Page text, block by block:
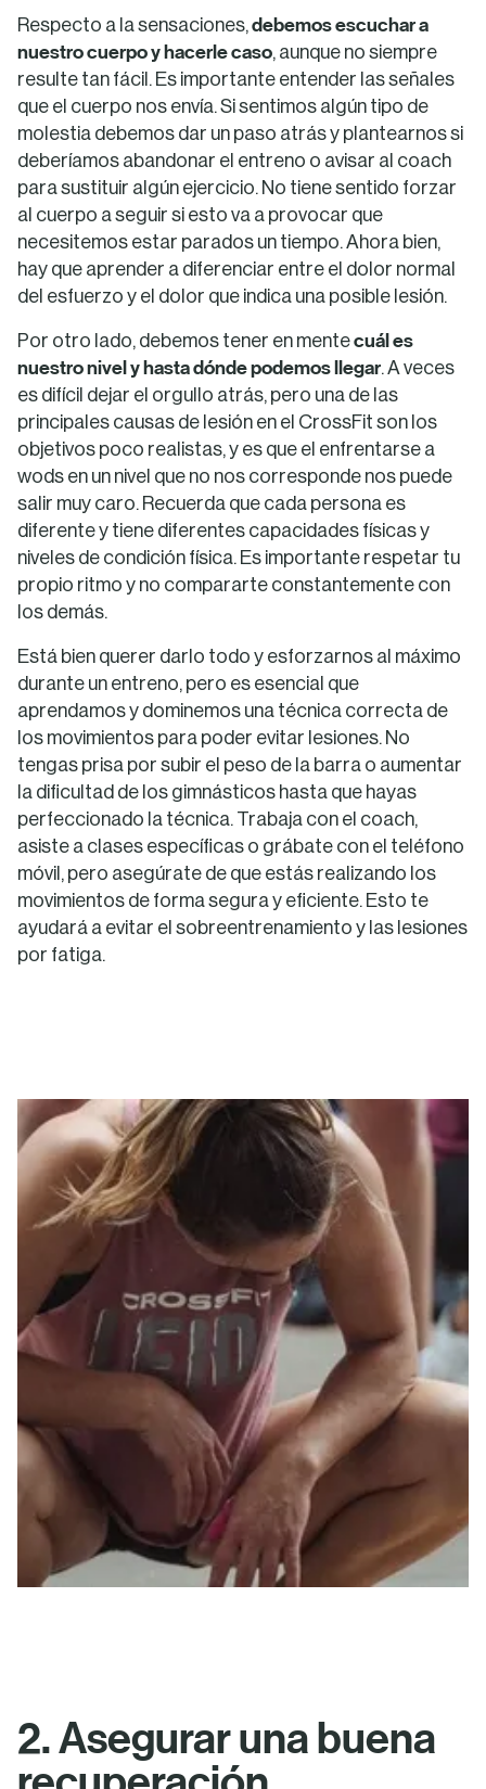
Respecto a la sensaciones,debemos escuchar a
nuestro cuerpo y hacerle caso, aunque no siempre
resulte tan fácil. Es importante entender las señales
que el cuerpo nos envía. Si sentimos algún tipo de
molestia debemos dar un paso atrás y plantearnos si
deberíamos abandonar el entreno o avisar al coach
para sustituir algún ejercicio. No tiene sentido forzar
al cuerpo a seguir si esto va a provocar que
necesitemos estar parados un tiempo. Ahora bien,
hay que aprender a diferenciar entre el dolor normal
del esfuerzo y el dolor que indica una posible lesión.
Por otro lado, debemos tener en mentecuál es
nuestro nivel y hasta dónde podemos llegar. A veces
es difícil dejar el orgullo atrás, pero una de las
principales causas de lesión en el CrossFit son los
objetivos poco realistas, y es que el enfrentarse a
wods en un nivel que no nos corresponde nos puede
salir muy caro. Recuerda que cada persona es
diferente y tiene diferentes capacidades físicas y
niveles de condición física. Es importante respetar tu
propio ritmo y no compararte constantemente con
los demás.
Está bien querer darlo todo y esforzarnos al máximo
durante un entreno, pero es esencial que
aprendamos y dominemos una técnica correcta de
los movimientos para poder evitar lesiones. No
tengas prisa por subir el peso de la barra o aumentar
la dificultad de los gimnásticos hasta que hayas
perfeccionado la técnica. Trabaja con el coach,
asiste a clases específicas o grábate con el teléfono
móvil, pero asegúrate de que estás realizando los
movimientos de forma segura y eficiente. Esto te
ayudará a evitar el sobreentrenamiento y las lesiones
por fatiga.
2. Asegurar una buena